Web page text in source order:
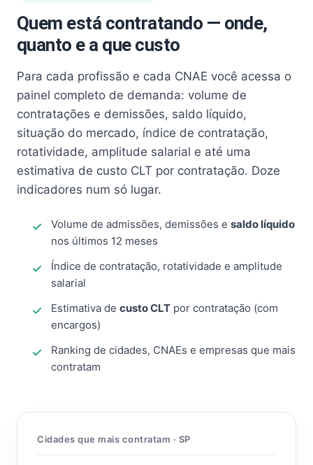
Quem está contratando — onde,
quanto e a que custo
Para cada profissão e cada CNAE você acessa o
painel completo de demanda: volume de
contratações e demissões, saldo líquido,
situação do mercado, índice de contratação,
rotatividade, amplitude salarial e até uma
estimativa de custo CLT por contratação. Doze
indicadores num só lugar.
Volume de admissões, demissões e saldo líquido
nos últimos 12 meses
Índice de contratação, rotatividade e amplitude
salarial
Estimativa de custo CLT por contratação (com
encargos)
Ranking de cidades, CNAEs e empresas que mais
contratam
Cidades que mais contratam · SP